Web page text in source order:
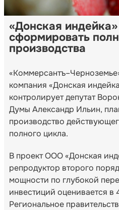
«Донская
сформировать
производства
компания «Донская
контролирует депутат
Думы Александр Ильин,
производство
полного цикла.
В проект ООО «Донская
репродуктор второго
мощности по глубокой
инвестиций оценивается в
Региональное